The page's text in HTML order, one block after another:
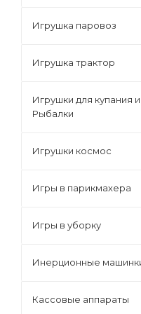
Игрушка паровоз
Игрушка трактор
Игрушки для купания и
Рыбалки
Игрушки космос
Игры в парикмахера
Игры в уборку
Инерционные
Кассовые аппараты